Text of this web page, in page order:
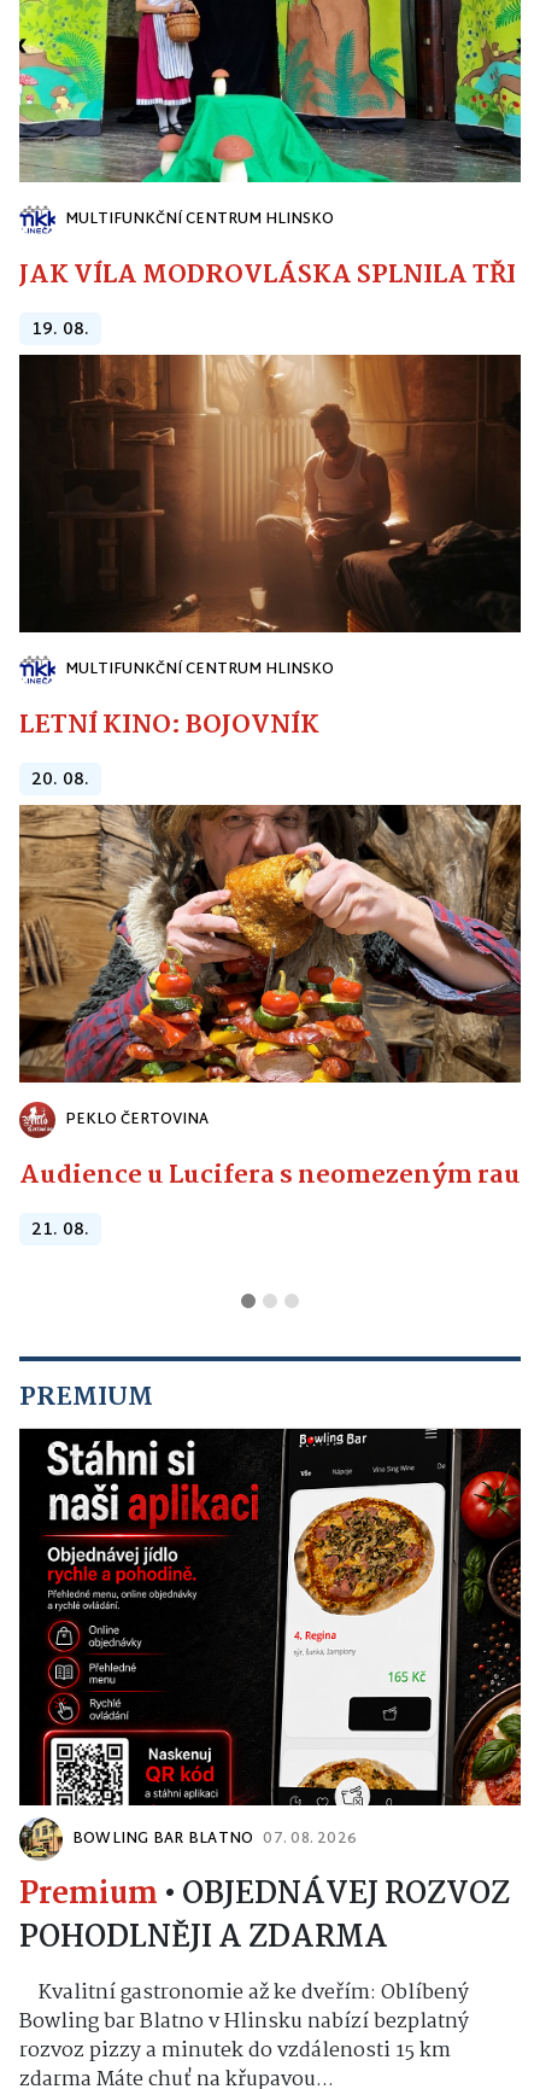
MULTIFUNKČNÍ CENTRUM HLINSKO
JAK VÍLA MODROVLÁSKA SPLNILA
19. 08.
MULTIFUNKČNÍ CENTRUM HLINSKO
LETNÍ KINO: BOJOVNÍK
20. 08.
PEKLO ČERTOVINA
Audience u Lucifera s neomezeným
21. 08.
PREMIUM
BOWLING BAR BLATNO 07. 08. 2026
Premium • OBJEDNÁVEJ ROZVOZ
POHODLNĚJI A ZDARMA
Kvalitní gastronomie až ke dveřím: Oblíbený
Bowling bar Blatno v Hlinsku nabízí bezplatný
rozvoz pizzy a minutek do vzdálenosti 15 km
zdarma Máte chuť na křupavou...